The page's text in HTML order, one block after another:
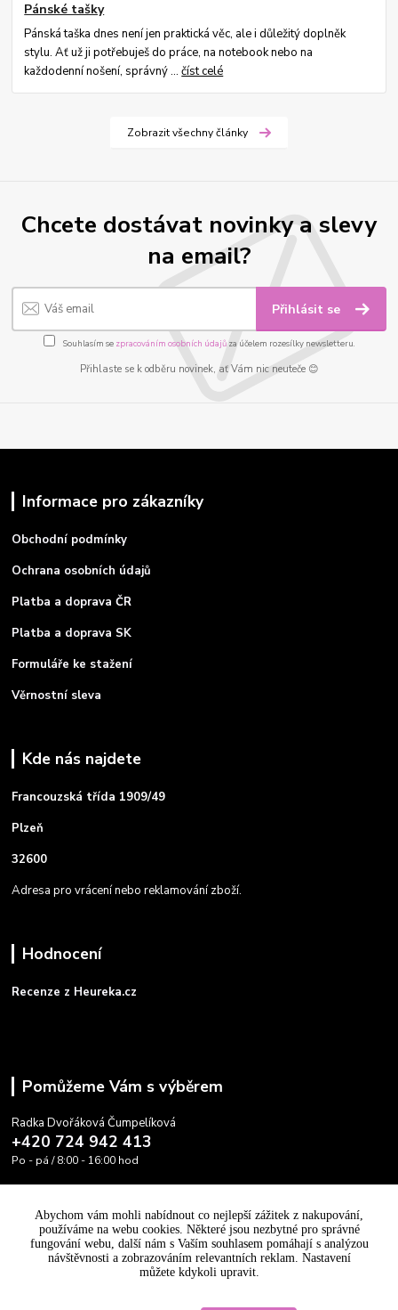
Pánské tašky
Pánská taška dnes není jen praktická věc, ale i důležitý doplněk
stylu. Ať už ji potřebuješ do práce, na notebook nebo na
každodenní nošení, správný ...číst celé
Zobrazit všechny články
Chcete dostávat novinky a slevy
na email?
Přihlásit se
Souhlasím se zpracováním osobních údajůza účelem rozesílky newsletteru.
Přihlaste se k odběru novinek, ať Vám nic neuteče 😊
Informace pro zákazníky
Obchodní podmínky
Ochrana osobních údajů
Platba a doprava ČR
Platba a doprava SK
Formuláře ke stažení
Věrnostní sleva
Kde nás najdete
Francouzská třída 1909/49
Plzeň
32600
Adresa pro vrácení nebo reklamování zboží.
Hodnocení
Recenze z Heureka.cz
Pomůžeme Vám s výběrem
Radka Dvořáková Čumpelíková
+420 724 942 413
Po - pá / 8:00 - 16:00 hod
Abychom vám mohli nabídnout co nejlepší zážitek z nakupování,
používáme na webu cookies. Některé jsou nezbytné pro správné
fungování webu, další nám s Vaším souhlasem pomáhají s analýzou
návštěvnosti a zobrazováním relevantních reklam. Nastavení
můžete kdykoli upravit.